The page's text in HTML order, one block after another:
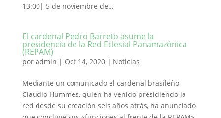
13:00| 5 de noviembre de...
El cardenal Pedro Barreto asume la
presidencia de la Red Eclesial Panamazónica
(REPAM)
por admin | Oct 14, 2020| Noticias
Mediante un comunicado el cardenal brasileño
Claudio Hummes, quien ha venido presidiendo la
red desde su creación seis años atrás, ha anunciado